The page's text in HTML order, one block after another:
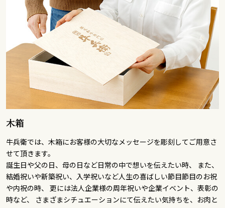
木箱
牛兵衛では、木箱にお客様の大切なメッセージを彫刻してご用意さ
せて頂きます。
誕生日や父の日、母の日など日常の中で想いを伝えたい時、 また、
結婚祝いや新築祝い、入学祝いなど人生の喜ばしい節目節目のお祝
や内祝の時、 更には法人企業様の周年祝いや企業イベント、表彰の
時など、 さまざまシチュエーションにて伝えたい気持ちを、お肉と